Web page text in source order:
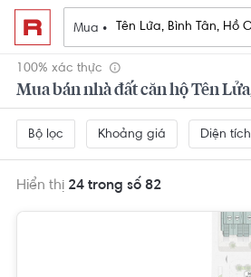
Mua •
100% xác thực
Bộ lọc Khoảng giá Diện tích
Hiển thị 24 trong số 82